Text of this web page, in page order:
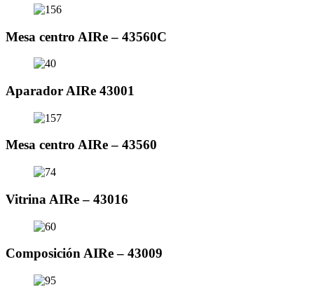
Mesa centro AIRe – 43560C
Aparador AIRe 43001
Mesa centro AIRe – 43560
Vitrina AIRe – 43016
Composición AIRe – 43009